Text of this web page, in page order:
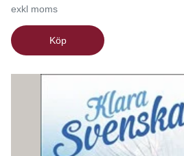
exkl moms
Köp